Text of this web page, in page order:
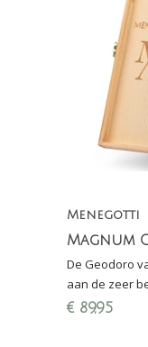
Menegotti
De Geodoro
aan de zeer
bij wild en
€ 89,95